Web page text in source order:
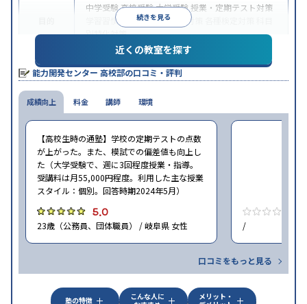
続きを見る
中学受験高校受験大学受験 授業・定期テスト対策
学習習慣の定着学校別特化対策
別特化対策
授業の振替可能学習にPC・タブレットを利用
ライン対応1科目から受講可能
※2024年6月調査。大学受験塾・予備校のアンケート調査方法を参照
近くの教室を探す
能力開発センター 高校部の口コミ・評判
成績向上
【高校生時の通塾】学校の定期テストの点数
が上がった。また、模試での偏差値も向上し
た（大学受験で、週に3回程度授業・指導。
受講料は月55,000円程度。利用した主な授業
スタイル：個別。回答時期2024年5月）
5.0
23歳（公務員、団体職員） / 岐阜県 女性 /
口コミをもっと見る
料金 講師 環境
塾の特徴
こんな人に
メリット・